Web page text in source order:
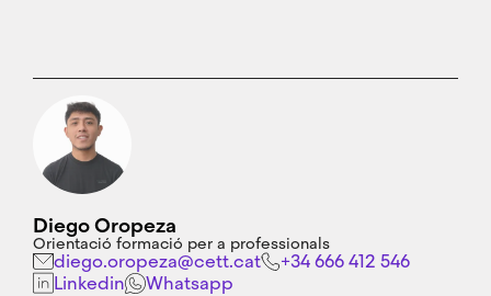
Diego Oropeza
Orientació formació per a professionals
diego.oropeza@cett.cat
+34 666 412 546
Linkedin
Whatsapp